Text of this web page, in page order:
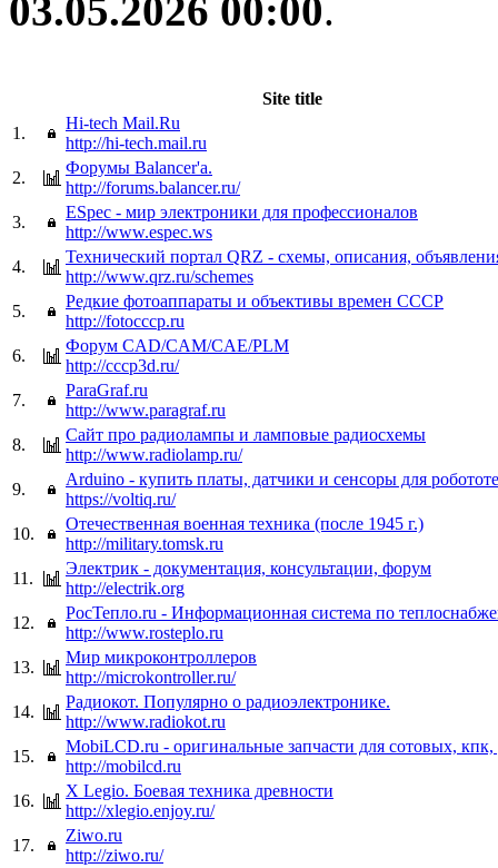
03.05.2026 00:00.
Site title
1.
Hi-tech Mail.Ru
http://hi-tech.mail.ru
2.
Форумы Balancer'а.
http://forums.balancer.ru/
3.
ESpec - мир электроники для профессионалов
http://www.espec.ws
4.
Технический портал QRZ - схемы, описания,
http://www.qrz.ru/schemes
5.
Редкие фотоаппараты и объективы времен СССР
http://fotocccp.ru
6.
Форум CAD/CAM/CAE/PLM
http://cccp3d.ru/
7.
ParaGraf.ru
http://www.paragraf.ru
8.
Сайт про радиолампы и ламповые радиосхемы
http://www.radiolamp.ru/
9.
Arduino - купить платы, датчики и сенсоры для
https://voltiq.ru/
10.
Отечественная военная техника (после 1945 г.)
http://military.tomsk.ru
11.
Электрик - документация, консультации, форум
http://electrik.org
12.
РосТепло.ru - Информационная система по
http://www.rosteplo.ru
13.
Мир микроконтроллеров
http://microkontroller.ru/
14.
Радиокот. Популярно о радиоэлектронике.
http://www.radiokot.ru
15.
MobiLCD.ru - оригинальные запчасти для сотовых, кпк,
http://mobilcd.ru
16.
X Legio. Боевая техника древности
http://xlegio.enjoy.ru/
17.
Ziwo.ru
http://ziwo.ru/